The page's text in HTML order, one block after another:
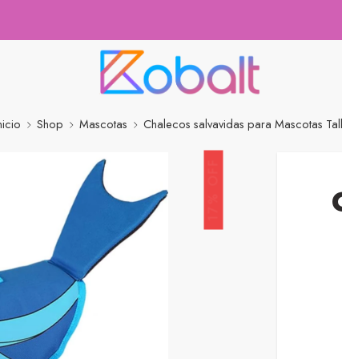
Shop Mascotas Chalecos salvavidas para Mascotas